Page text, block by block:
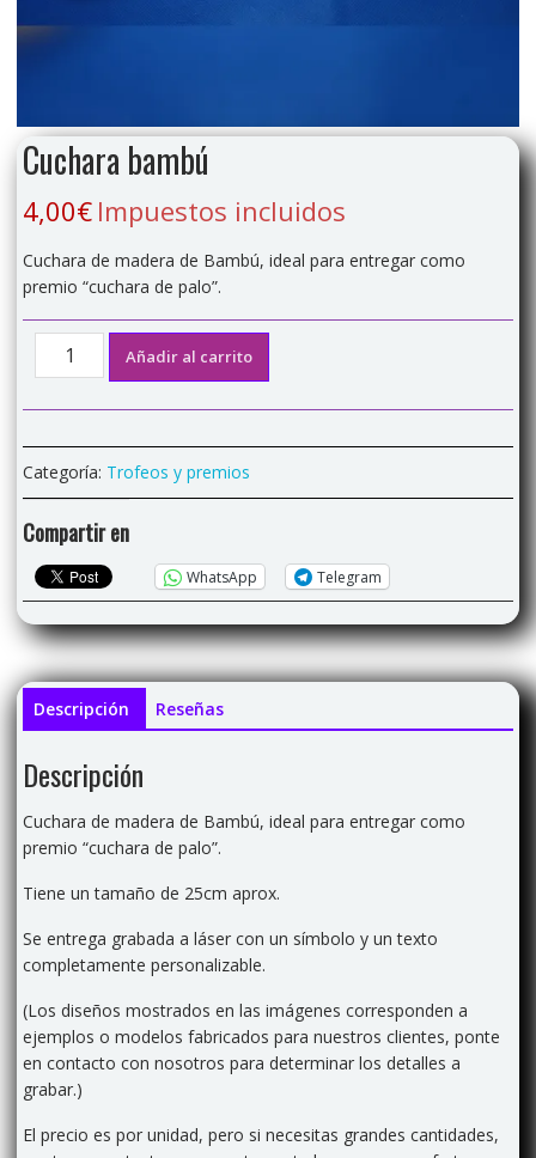
Cuchara bambú
4,00€ Impuestos incluidos
Cuchara de madera de Bambú, ideal para entregar como
premio “cuchara de palo”.
Cuchara
Añadir al carrito
Categoría: Trofeos y premios
Compartir en
WhatsApp Telegram
Descripción Reseñas
Descripción
Cuchara de madera de Bambú, ideal para entregar como
premio “cuchara de palo”.
Tiene un tamaño de 25cm aprox.
Se entrega grabada a láser con un símbolo y un texto
completamente personalizable.
(Los diseños mostrados en las imágenes corresponden a
ejemplos o modelos fabricados para nuestros clientes, ponte
en contacto con nosotros para determinar los detalles a
grabar.)
El precio es por unidad, pero si necesitas grandes cantidades,